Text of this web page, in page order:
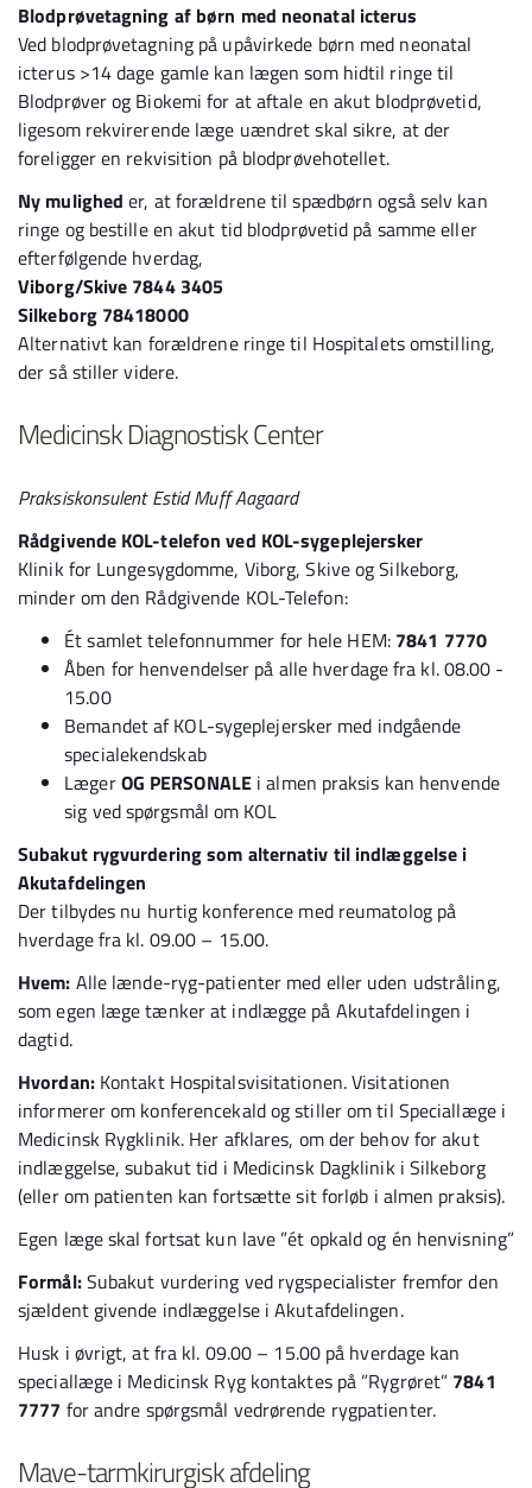
Blodprøvetagning af børn med neonatal icterus
Ved blodprøvetagning på upåvirkede børn med neonatal
icterus >14 dage gamle kan lægen som hidtil ringe til
Blodprøver og Biokemi for at aftale en akut blodprøvetid,
ligesom rekvirerende læge uændret skal sikre, at der
foreligger en rekvisition på blodprøvehotellet.
Ny mulighed er, at forældrene til spædbørn også selv kan
ringe og bestille en akut tid blodprøvetid på samme eller
efterfølgende hverdag,
Viborg/Skive 7844 3405
Silkeborg 78418000
Alternativt kan forældrene ringe til Hospitalets omstilling,
der så stiller videre.
Medicinsk Diagnostisk Center
Praksiskonsulent Estid Muff Aagaard
Rådgivende KOL-telefon ved KOL-sygeplejersker
Klinik for Lungesygdomme, Viborg, Skive og Silkeborg,
minder om den Rådgivende KOL-Telefon:
Ét samlet telefonnummer for hele HEM: 7841 7770
Åben for henvendelser på alle hverdage fra kl. 08.00 -
15.00
Bemandet af KOL-sygeplejersker med indgående
specialekendskab
LægerOG PERSONALE i almen praksis kan henvende
sig ved spørgsmål om KOL
Subakut rygvurdering som alternativ til indlæggelse i
Akutafdelingen
Der tilbydes nu hurtig konference med reumatolog på
hverdage fra kl. 09.00 – 15.00.
Hvem: Alle lænde-ryg-patienter med eller uden udstråling,
som egen læge tænker at indlægge på Akutafdelingen i
dagtid.
Hvordan:Kontakt Hospitalsvisitationen. Visitationen
informerer om konferencekald og stiller om til Speciallæge i
Medicinsk Rygklinik. Her afklares, om der behov for akut
indlæggelse, subakut tid i Medicinsk Dagklinik i Silkeborg
(eller om patienten kan fortsætte sit forløb i almen praksis).
Egen læge skal fortsat kun lave ”ét opkald og én henvisning”
Formål:Subakut vurdering ved rygspecialister fremfor den
sjældent givende indlæggelse i Akutafdelingen.
Husk i øvrigt, at fra kl. 09.00 – 15.00 på hverdage kan
speciallæge i Medicinsk Ryg kontaktes på ”Rygrøret” 7841
7777 for andre spørgsmål vedrørende rygpatienter.
Mave-tarmkirurgisk afdeling